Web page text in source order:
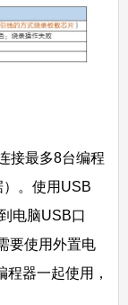
接最多8台编程
。使用USB
电脑USB口
要使用外置电
器一起使用，